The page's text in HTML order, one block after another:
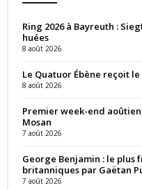
Ring 2026 à Bayreuth :
huées
8 août 2026
Le Quatuor Ébène reçoit
8 août 2026
Premier week-end aoûtien
Mosan
7 août 2026
George Benjamin : le plus
britanniques par Gaëtan
7 août 2026